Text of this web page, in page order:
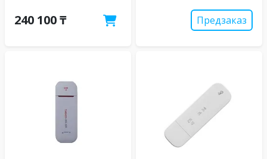
240 100 ₸ Предзаказ